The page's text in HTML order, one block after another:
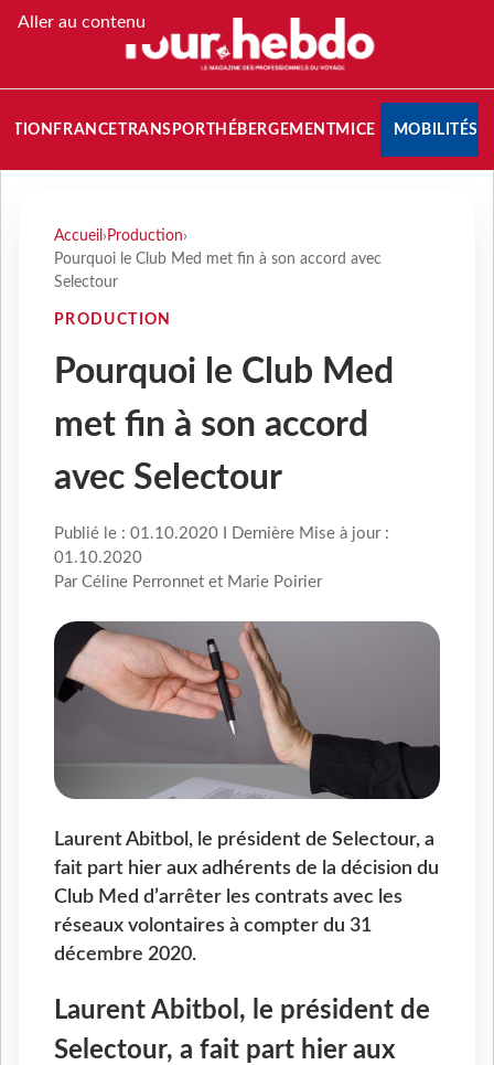
Aller au contenu
FRANCETRANSPORT HÉBERGEMENTMICE MOBILITÉS
Accueil › Production›
Pourquoi le Club Med met fin à son accord avec
Selectour
PRODUCTION
Pourquoi le Club Med
met fin à son accord
avec Selectour
Publié le : 01.10.2020 I Dernière Mise à jour :
01.10.2020
Par Céline Perronnet et Marie Poirier
Laurent Abitbol, le président de Selectour, a
fait part hier aux adhérents de la décision du
Club Med d’arrêter les contrats avec les
réseaux volontaires à compter du 31
décembre 2020.
Laurent Abitbol, le président de
Selectour, a fait part hier aux